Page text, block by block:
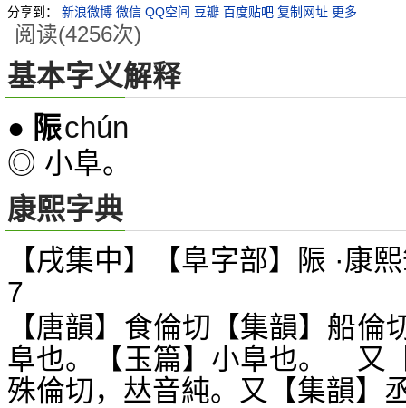
分享到：
新浪微博 微信 QQ空间 豆瓣 百度贴吧 复制网址 更多
阅读(4256次)
基本字义解释
● 陙chún
◎ 小阜。
康熙字典
【戌集中】【阜字部】陙 ·康
7
【唐韻】食倫切【集韻】船倫
阜也。【玉篇】小阜也。 又
殊倫切， 𠀤音純。又【集韻】